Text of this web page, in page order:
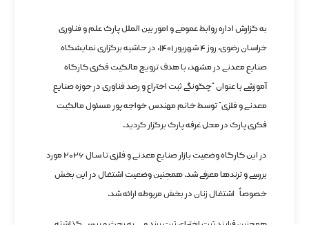
به گزارش اداره روابط عمومی و امور بین الملل پارک علم و فناوری
خراسان رضوی، روز ۴ شهریور ۱۴۰۱، در حاشیه برگزاری نمایشگاه
صنایع معدنی در مشهد، با هدف ترویج مالکیت فکری کارگاه
آموزشی با عنوان “چگونگی ثبت اختراع و رصد فناوری در حوزه صنایع
معدنی و فلزی” توسط خانم مهندس خواجه پور مسئول مالکیت
فکری پارک در محل غرفه پارک برگزار گردید.
در این کارگاه وضعیت بازار صنایع معدنی و فلزی تا سال ۲۰۲۶ مورد
بررسی و ترندها معرفی شد. همچنین وضعیت اشتغال در این بخش
خصوصاً اشتغال زنان در بخش مربوطه ارائه شد.